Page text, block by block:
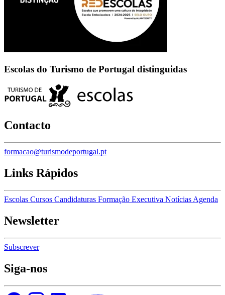
Escolas do Turismo de Portugal distinguidas
Contacto
formacao@turismodeportugal.pt
Links Rápidos
Escolas Cursos Candidaturas Formação Executiva Notícias Agenda
Newsletter
Subscrever
Siga-nos